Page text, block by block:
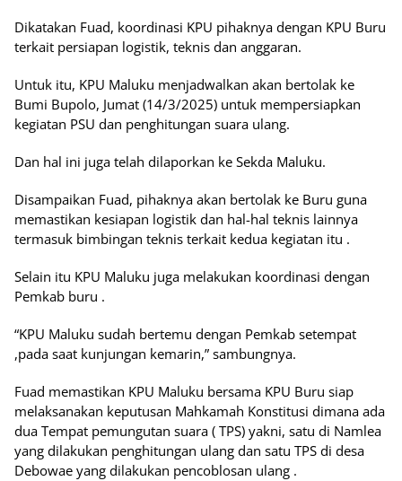
Dikatakan Fuad, koordinasi KPU pihaknya dengan KPU Buru
terkait persiapan logistik, teknis dan anggaran.
Untuk itu, KPU Maluku menjadwalkan akan bertolak ke
Bumi Bupolo, Jumat (14/3/2025) untuk mempersiapkan
kegiatan PSU dan penghitungan suara ulang.
Dan hal ini juga telah dilaporkan ke Sekda Maluku.
Disampaikan Fuad, pihaknya akan bertolak ke Buru guna
memastikan kesiapan logistik dan hal-hal teknis lainnya
termasuk bimbingan teknis terkait kedua kegiatan itu .
Selain itu KPU Maluku juga melakukan koordinasi dengan
Pemkab buru .
“KPU Maluku sudah bertemu dengan Pemkab setempat
,pada saat kunjungan kemarin,” sambungnya.
Fuad memastikan KPU Maluku bersama KPU Buru siap
melaksanakan keputusan Mahkamah Konstitusi dimana ada
dua Tempat pemungutan suara ( TPS) yakni, satu di Namlea
yang dilakukan penghitungan ulang dan satu TPS di desa
Debowae yang dilakukan pencoblosan ulang .